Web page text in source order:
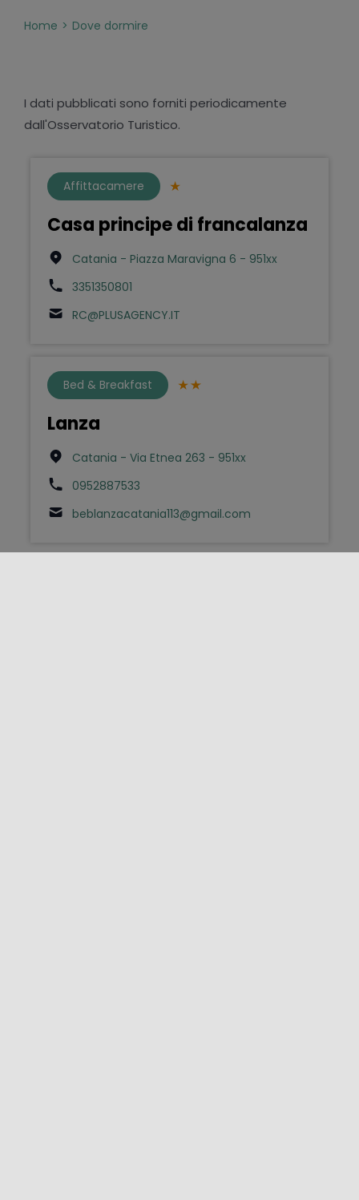
Home Dove dormire
I dati pubblicati sono forniti periodicamente
dall'Osservatorio Turistico.
Affittacamere
Casa principe di francalanza
Catania - Piazza Maravigna 6 - 951xx
3351350801
RC@PLUSAGENCY.IT
Bed & Breakfast
Lanza
Catania - Via Etnea 263 - 951xx
0952887533
beblanzacatania113@gmail.com